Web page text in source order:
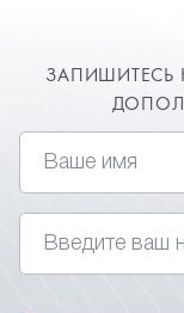
ЗАПИШИТЕСЬ